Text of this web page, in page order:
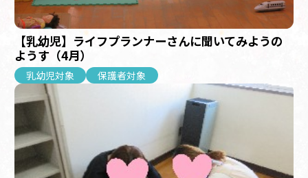
【乳幼児】ライフプランナーさんに聞いてみようの
ようす（4月）
乳幼児対象 保護者対象